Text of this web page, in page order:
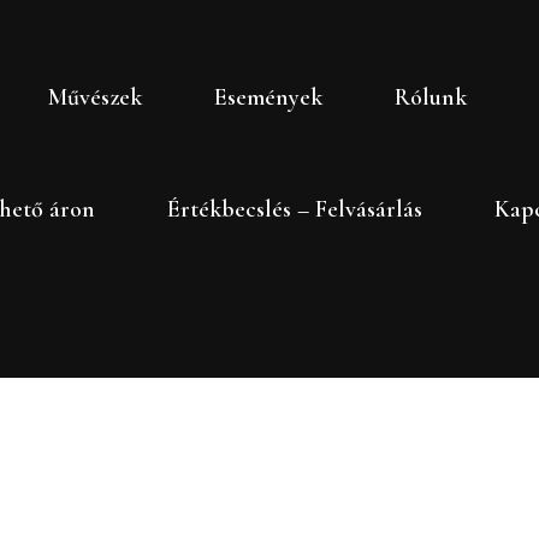
Művészek Események Rólunk
áron Értékbecslés – Felvásárlás